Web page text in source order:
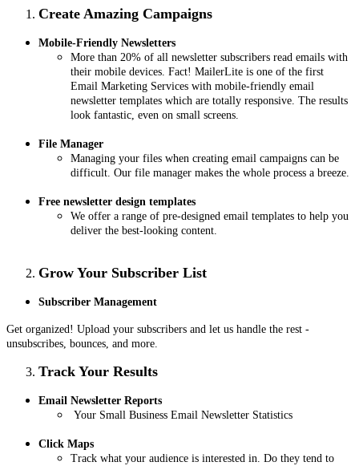
Create Amazing Campaigns
Mobile-Friendly Newsletters
More than 20% of all newsletter subscribers read emails with
their mobile devices. Fact! MailerLite is one of the first
Email Marketing Services with mobile-friendly email
newsletter templates which are totally responsive. The results
look fantastic, even on small screens.
File Manager
Managing your files when creating email campaigns can be
difficult. Our file manager makes the whole process a breeze.
Free newsletter design templates
We offer a range of pre-designed email templates to help you
deliver the best-looking content.
Grow Your Subscriber List
Subscriber Management
Get organized! Upload your subscribers and let us handle the rest -
unsubscribes, bounces, and more.
Track Your Results
Email Newsletter Reports
Your Small Business Email Newsletter Statistics
Click Maps
Track what your audience is interested in. Do they tend to